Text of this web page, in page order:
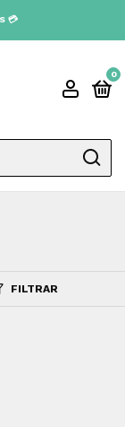
0
FILTRAR